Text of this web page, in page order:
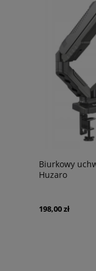
Biurkowy
Huzaro
198,00 zł